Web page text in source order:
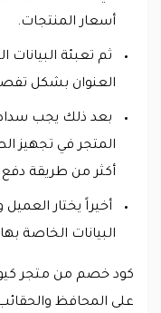
أسعار المنتجات.
ثم تعبئة
العنوان بشكل
بعد ذلك يجب سداد
المتجر في تجهيز
أكثر من طريقة دفع
أخيراً يختار
البيانات الخاصة
كود خصم من متجر
على المحافظ